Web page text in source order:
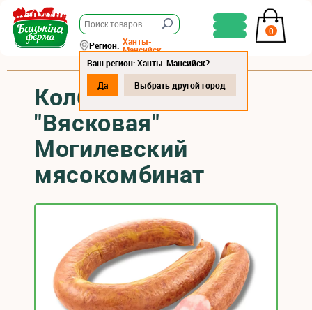
0
Регион: Ханты-
Мансийск
Ваш регион: Ханты-Мансийск?
Да
Выбрать другой город
Колбаса п/к
"Вясковая"
Могилевский
мясокомбинат